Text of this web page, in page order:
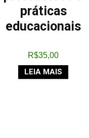
práticas
educacionais
R$35,00
LEIA MAIS